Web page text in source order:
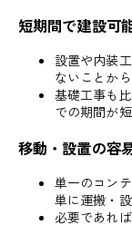
短期間で建設可
設置や内装
ないことか
基礎工事も
での期間が
移動・設置の容
単一のコン
単に運搬・
必要であれ